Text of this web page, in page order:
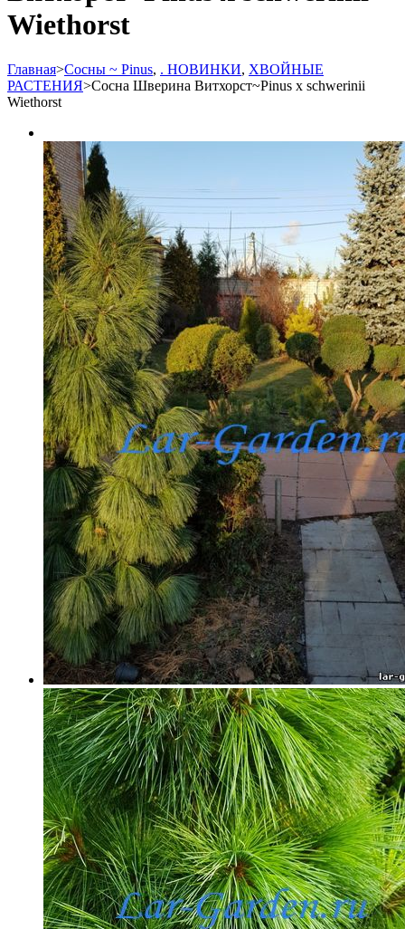
Wiethorst
Главная>Сосны ~ Pinus, . НОВИНКИ, ХВОЙНЫЕ
РАСТЕНИЯ>Сосна Шверина Витхорст~Pinus x schwerinii
Wiethorst